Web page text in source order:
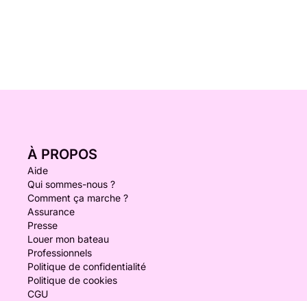
À PROPOS
Aide
Qui sommes-nous ?
Comment ça marche ?
Assurance
Presse
Louer mon bateau
Professionnels
Politique de confidentialité
Politique de cookies
CGU